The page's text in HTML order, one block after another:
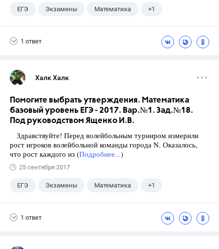
ЕГЭ Экзамены Математика +1
1 ответ
Халк Халк
Помогите выбрать утверждения. Математика
базовый уровень ЕГЭ - 2017. Вар.№1. Зад.№18.
Под руководством Ященко И.В.
Здравствуйте! Перед волейбольным турниром измерили
рост игроков волейбольной команды города N. Оказалось,
что рост каждого из (Подробнее...)
25 сентября 2017
ЕГЭ Экзамены Математика +1
1 ответ